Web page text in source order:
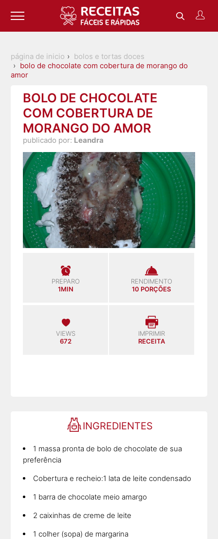
página de inicio
bolos e tortas doces
bolo de chocolate com cobertura de morango do
amor
BOLO DE CHOCOLATE
COM COBERTURA DE
MORANGO DO AMOR
publicado por: Leandra
PREPARO
1MIN
RENDIMENTO
10 PORÇÕES
VIEWS
672
IMPRIMIR
RECEITA
INGREDIENTES
1 massa pronta de bolo de chocolate de sua
preferência
Cobertura e recheio:1 lata de leite condensado
1 barra de chocolate meio amargo
2 caixinhas de creme de leite
1 colher (sopa) de margarina